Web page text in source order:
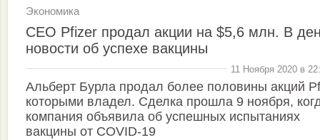
Экономика
CEO Pfizer продал акции на $5,6 млн. В
новости об успехе вакцины
11 Ноября 2020 в
Альберт Бурла продал более половины акций
которыми владел. Сделка прошла 9 ноября,
компания объявила об успешных испытаниях
вакцины от COVID-19